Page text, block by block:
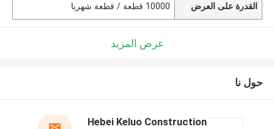
القدرة على العرض 10000 قطعة / قطعة شهريا
عرض المزيد
حول نا
Hebei Keluo Construction